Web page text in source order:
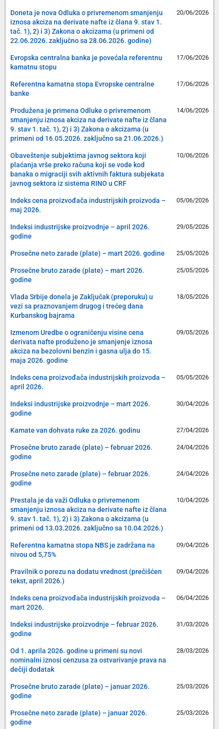
Doneta je nova Odluka o privremenom smanjenju
iznosa akciza na derivate nafte iz člana 9. stav 1.
tač. 1), 2) i 3) Zakona o akcizama (u primeni od
22.06.2026. zaključno sa 28.06.2026. godine)
20/06/2026
Evropska centralna banka je povećala referentnu
kamatnu stopu
17/06/2026
Referentna kamatna stopa Evropske centralne
banke
17/06/2026
Produžena je primena Odluke o privremenom
smanjenju iznosa akciza na derivate nafte iz člana
9. stav 1. tač. 1), 2) i 3) Zakona o akcizama (u
primeni od 16.05.2026. zaključno sa 21.06.2026.)
14/06/2026
Obaveštenje subjektima javnog sektora koji
plaćanja vrše preko računa koji se vode kod
banaka o migraciji svih aktivnih faktura subjekata
javnog sektora iz sistema RINO u CRF
10/06/2026
Indeks cena proizvođača industrijskih proizvoda –
maj 2026.
05/06/2026
Indeksi industrijske proizvodnje – april 2026.
godine
29/05/2026
Prosečne neto zarade (plate) – mart 2026. godine 25/05/2026
Prosečne bruto zarade (plate) – mart 2026.
godine
25/05/2026
Vlada Srbije donela je Zaključak (preporuku) u
vezi sa praznovanjem drugog i trećeg dana
Kurbanskog bajrama
18/05/2026
Izmenom Uredbe o ograničenju visine cena
derivata nafte produženo je smanjenje iznosa
akciza na bezolovni benzin i gasna ulja do 15.
maja 2026. godine
09/05/2026
Indeks cena proizvođača industrijskih proizvoda –
april 2026.
05/05/2026
Indeksi industrijske proizvodnje – mart 2026.
godine
30/04/2026
Kamate van dohvata ruke za 2026. godinu 27/04/2026
Prosečne bruto zarade (plate) – februar 2026.
godine
24/04/2026
Prosečne neto zarade (plate) – februar 2026.
godine
24/04/2026
Prestala je da važi Odluka o privremenom
smanjenju iznosa akciza na derivate nafte iz člana
9. stav 1. tač. 1), 2) i 3) Zakona o akcizama (u
primeni od 13.03.2026. zaključno sa 10.04.2026.)
10/04/2026
Referentna kamatna stopa NBS je zadržana na
nivou od 5,75%
09/04/2026
Pravilnik o porezu na dodatu vrednost (prečišćen
tekst, april 2026.)
09/04/2026
Indeks cena proizvođača industrijskih proizvoda –
mart 2026.
06/04/2026
Indeksi industrijske proizvodnje – februar 2026.
godine
31/03/2026
Od 1. aprila 2026. godine u primeni su novi
nominalni iznosi cenzusa za ostvarivanje prava na
dečiji dodatak
28/03/2026
Prosečne bruto zarade (plate) – januar 2026.
godine
25/03/2026
Prosečne neto zarade (plate) – januar 2026.
godine
25/03/2026